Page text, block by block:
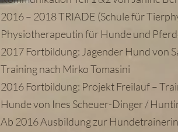
2016 – 2018 TRIADE (Schule für
Physiotherapeutin für Hunde und
2017 Fortbildung: Jagender Hund von
Training nach Mirko Tomasini
2016 Fortbildung: Projekt Freilauf –
Hunde von Ines Scheuer-Dinger /
Ab 2016 Ausbildung zur Hundetrainerin